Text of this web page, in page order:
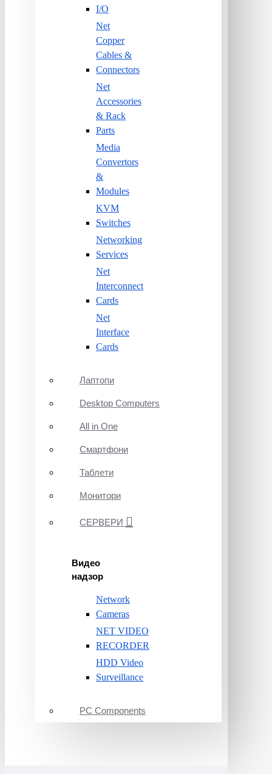
I/O
Net
Copper
Cables &
Connectors
Net
Accessories
& Rack
Parts
Media
Convertors
&
Modules
KVM
Switches
Networking
Services
Net
Interconnect
Cards
Net
Interface
Cards
Лаптопи
Desktop Computers
All in One
Смартфони
Таблети
Монитори
СЕРВЕРИ
Видео
надзор
Network
Cameras
NET VIDEO
RECORDER
HDD Video
Surveillance
PC Components